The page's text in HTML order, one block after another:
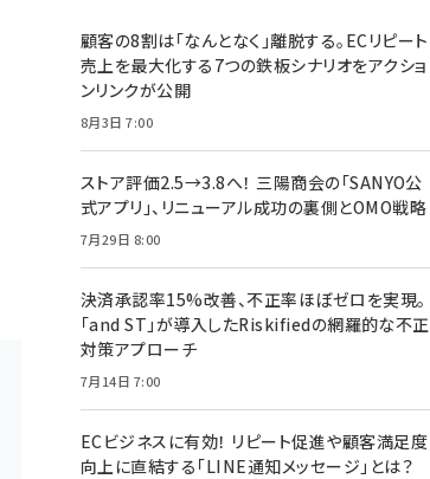
顧客の8割は「なんとなく」離脱する。ECリピート
売上を最大化する7つの鉄板シナリオをアクショ
ンリンクが公開
8月3日 7:00
ストア評価2.5→3.8へ！ 三陽商会の「SANYO公
式アプリ」、リニューアル成功の裏側とOMO戦略
7月29日 8:00
決済承認率15%改善、不正率ほぼゼロを実現。
「and ST」が導入したRiskifiedの網羅的な不正
対策アプローチ
7月14日 7:00
ECビジネスに有効！ リピート促進や顧客満足度
向上に直結する「LINE通知メッセージ」とは？